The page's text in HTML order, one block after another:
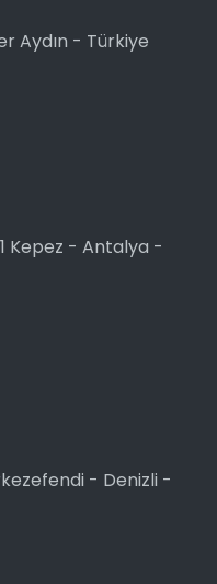
Aydın - Türkiye
Kepez - Antalya -
- Denizli -